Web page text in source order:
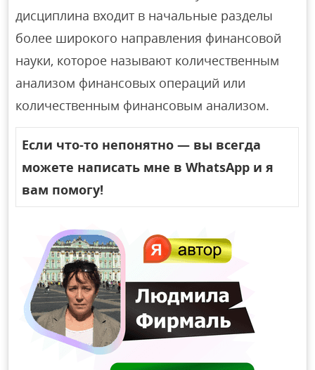
дисциплина входит в начальные разделы
более широкого направления финансовой
науки, которое называют количественным
анализом финансовых операций или
количественным финансовым анализом.
Если что-то непонятно — вы всегда
можете написать мне в WhatsApp и я
вам помогу!